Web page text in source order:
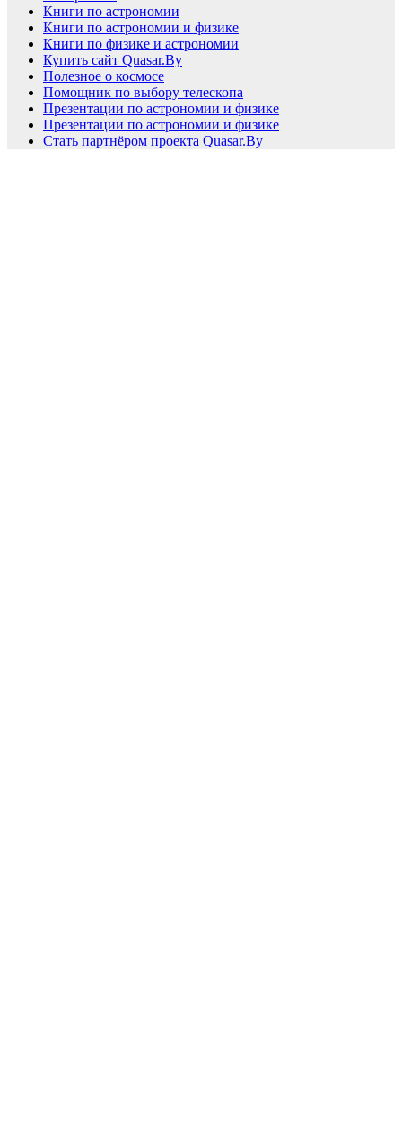
Книги по астрономии
Книги по астрономии и физике
Книги по физике и астрономии
Купить сайт Quasar.By
Полезное о космосе
Помощник по выбору телескопа
Презентации по астрономии и физике
Презентации по астрономии и физике
Стать партнёром проекта Quasar.By